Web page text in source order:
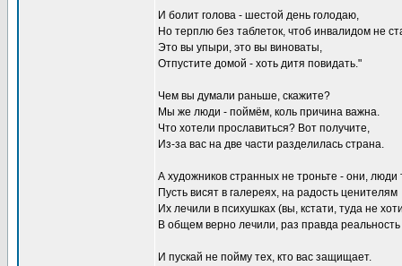
И болит голова - шестой день голодаю,
Но терплю без таблеток, чтоб инвалидом не
Это вы упыри, это вы виноваты,
Отпустите домой - хоть дитя повидать."
Чем вы думали раньше, скажите?
Мы же люди - поймём, коль причина важна.
Что хотели прославиться? Вот получите,
Из-за вас на две части разделилась страна.
А художников странных не троньте - они, люди
Пусть висят в галереях, на радость ценителям
Их лечили в психушках (вы, кстати, туда не
В общем верно лечили, раз правда
И пускай не пойму тех, кто вас защищает.